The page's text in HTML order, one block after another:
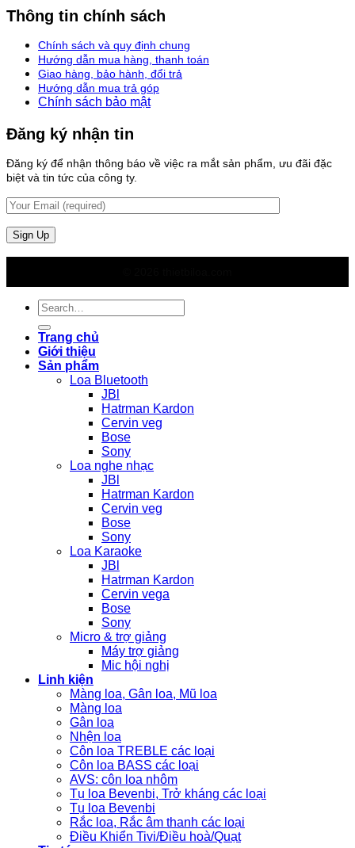
Thông tin chính sách
Chính sách và quy định chung
Hướng dẫn mua hàng, thanh toán
Giao hàng, bảo hành, đổi trả
Hướng dẫn mua trả góp
Chính sách bảo mật
Đăng ký nhận tin
Đăng ký để nhận thông báo về việc ra mắt sản phẩm, ưu đãi đặc
biệt và tin tức của công ty.
Search
for:
Trang chủ
Giới thiệu
Sản phẩm
Loa Bluetooth
JBl
Hatrman Kardon
Cervin veg
Bose
Sony
Loa nghe nhạc
JBl
Hatrman Kardon
Cervin veg
Bose
Sony
Loa Karaoke
JBl
Hatrman Kardon
Cervin vega
Bose
Sony
Micro & trợ giảng
Máy trợ giảng
Mic hội nghị
Linh kiện
Màng loa, Gân loa, Mũ loa
Màng loa
Gân loa
Nhện loa
Côn loa TREBLE các loại
Côn loa BASS các loại
AVS: côn loa nhôm
Tụ loa Bevenbi, Trở kháng các loại
Tụ loa Bevenbi
Rắc loa, Rắc âm thanh các loại
Điều Khiển Tivi/Điều hoà/Quạt